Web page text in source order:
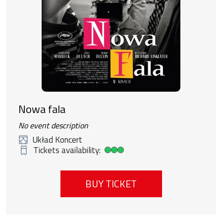
Nowa fala
No event description
Układ Koncert
Tickets availability:
High ticket availability
BUY TICKET